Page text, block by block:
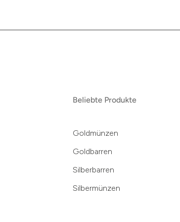
Beliebte Produkte
Goldmünzen
Goldbarren
Silberbarren
Silbermünzen